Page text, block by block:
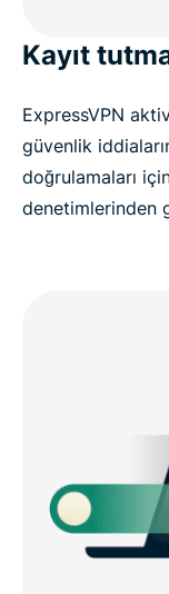
Kayıt
ExpressVPN
güvenlik
doğrulamaları
denetimlerinden